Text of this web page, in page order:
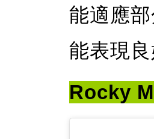
能適應
能表現良
Rocky